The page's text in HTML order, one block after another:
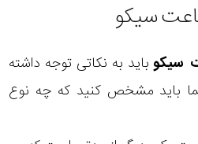
سیکو
سیکو باید به نکاتی توجه داشته
باید مشخص کنید که چه نوع